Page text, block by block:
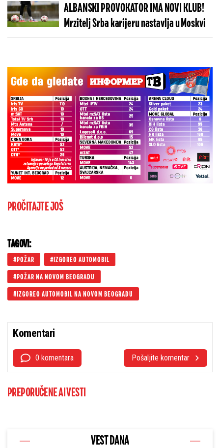
ALBANSKI PROVOKATOR IMA NOVI KLUB!
Mrzitelj Srba karijeru nastavlja u Moskvi
PROČITAJTE JOŠ
TAGOVI:
POŽAR IZGOREO AUTOMOBIL
POŽAR NA NOVOM BEOGRADU
IZGOREO AUTOMOBIL NA NOVOM BEOGRADU
Komentari
0 komentara Pošaljite komentar
PREPORUČENE AI VESTI
VEST DANA